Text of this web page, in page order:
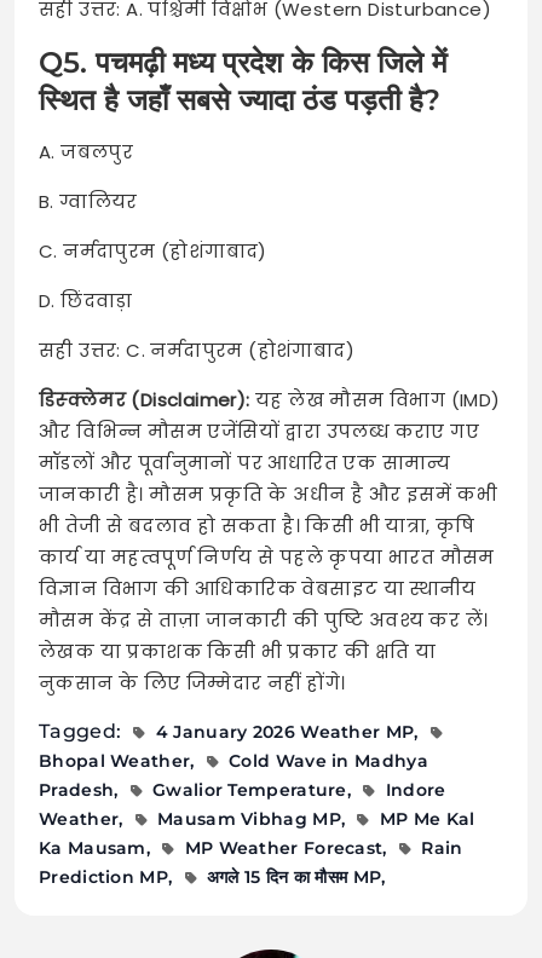
सही उत्तर: A. पश्चिमी विक्षोभ (Western Disturbance)
Q5. पचमढ़ी मध्य प्रदेश के किस जिले में
स्थित है जहाँ सबसे ज्यादा ठंड पड़ती है?
A. जबलपुर
B. ग्वालियर
C. नर्मदापुरम (होशंगाबाद)
D. छिंदवाड़ा
सही उत्तर: C. नर्मदापुरम (होशंगाबाद)
डिस्क्लेमर (Disclaimer): यह लेख मौसम विभाग (IMD)
और विभिन्न मौसम एजेंसियों द्वारा उपलब्ध कराए गए
मॉडलों और पूर्वानुमानों पर आधारित एक सामान्य
जानकारी है। मौसम प्रकृति के अधीन है और इसमें कभी
भी तेजी से बदलाव हो सकता है। किसी भी यात्रा, कृषि
कार्य या महत्वपूर्ण निर्णय से पहले कृपया भारत मौसम
विज्ञान विभाग की आधिकारिक वेबसाइट या स्थानीय
मौसम केंद्र से ताज़ा जानकारी की पुष्टि अवश्य कर लें।
लेखक या प्रकाशक किसी भी प्रकार की क्षति या
नुकसान के लिए जिम्मेदार नहीं होंगे।
Tagged:
4 January 2026 Weather MP
Bhopal Weather
Cold Wave in Madhya
Pradesh
Gwalior Temperature
Indore
Weather
Mausam Vibhag MP
MP Me Kal
Ka Mausam
MP Weather Forecast
Rain
Prediction MP
अगले 15 दिन का मौसम MP